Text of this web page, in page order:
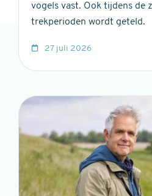
vogels vast. Ook tijdens de
trekperioden wordt geteld.
27 juli 2026